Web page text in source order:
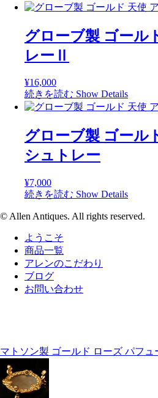
グローブ製 ゴール
レーⅡ
¥16,000
続きを読む Show Details
グローブ製 ゴール
シュトレー
¥7,000
続きを読む Show Details
© Allen Antiques. All rights reserved.
ようこそ
商品一覧
アレンのこだわり
ブログ
お問い合わせ
マトソン製 ゴールド ローズ パフュ